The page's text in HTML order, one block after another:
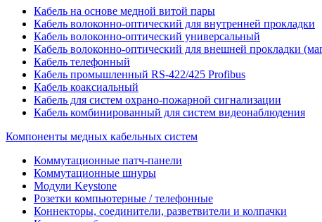
Кабель на основе медной витой пары
Кабель волоконно-оптический для внутренней прокладки
Кабель волоконно-оптический универсальный
Кабель волоконно-оптический для внешней прокладки
Кабель телефонный
Кабель промышленный RS-422/425 Profibus
Кабель коаксиальный
Кабель для систем охрано-пожарной сигнализации
Кабель комбинированный для систем видеонаблюдения
Компоненты медных кабельных систем
Коммутационные патч-панели
Коммутационные шнуры
Модули Keystone
Розетки компьютерные / телефонные
Коннекторы, соединители, разветвители и колпачки